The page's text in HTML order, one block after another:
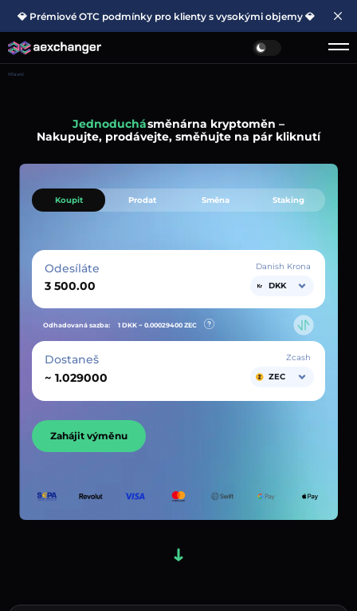
💎 Prémiové OTC podmínky pro klienty s vysokými objemy 💎
Hlavní
Jednoduchásměnárna kryptoměn –
Nakupujte, prodávejte, směňujte na pár kliknutí
Koupit Prodat Směna Staking
Odesíláte
Danish Krona
DKK
Odhadovaná sazba: 1 DKK ~ 0.00029400 ZEC
Dostaneš
~
Zcash
ZEC
Zahájit výměnu